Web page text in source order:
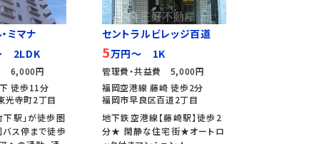
ミマナ
2LDK
6,000円
徒歩11分
光寺町2丁目
下駅」が徒歩圏
バス停まで徒歩
セントラルビレッジ百道
5万円～ 1K
管理費・共益費 5,000円
福岡空港線 藤崎 徒歩2分
福岡市早良区百道2丁目
地下鉄空港線【藤崎駅】徒歩2
分★ 閑静な住宅街★オートロ